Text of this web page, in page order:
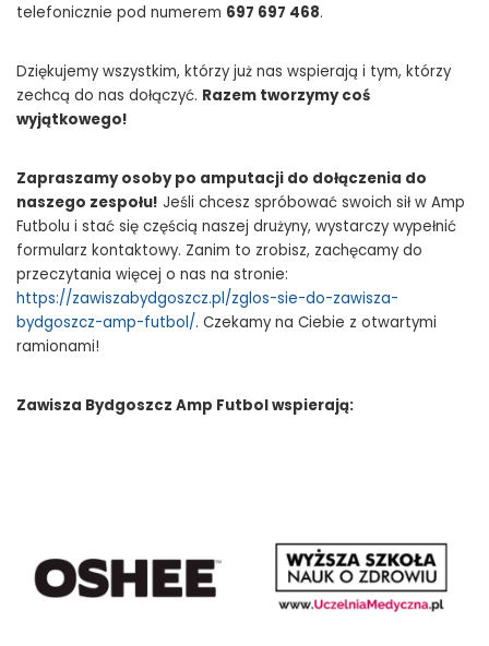
telefonicznie pod numerem 697 697 468.
Dziękujemy wszystkim, którzy już nas wspierają i tym, którzy
zechcą do nas dołączyć. Razem tworzymy coś
wyjątkowego!
Zapraszamy osoby po amputacji do dołączenia do
naszego zespołu! Jeśli chcesz spróbować swoich sił w Amp
Futbolu i stać się częścią naszej drużyny, wystarczy wypełnić
formularz kontaktowy. Zanim to zrobisz, zachęcamy do
przeczytania więcej o nas na stronie:
https://zawiszabydgoszcz.pl/zglos-sie-do-zawisza-
bydgoszcz-amp-futbol/. Czekamy na Ciebie z otwartymi
ramionami!
Zawisza Bydgoszcz Amp Futbol wspierają: